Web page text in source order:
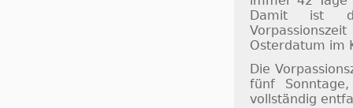
Damit ist
Osterdatum im
Die
fünf
vollständig